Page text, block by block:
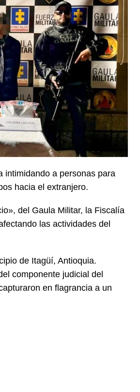
de Carabineros a La Picaleña: los
intimidando a personas para
hacia el extranjero.
del Gaula Militar, la Fiscalía
las actividades del
de Itagüí, Antioquia.
componente judicial del
en flagrancia a un